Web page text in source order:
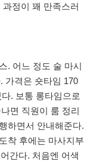
정이 꽤 만족스러
. 어느 정도 술 마시
가격은 숏타임 170
. 보통 롱타임으로
면 직원이 룸 정리
하면서 안내해준다.
착 후에는 마사지부
간다. 처음엔 어색